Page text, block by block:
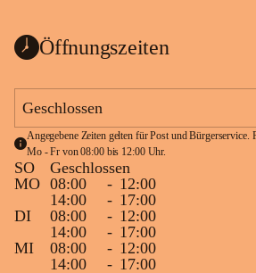
Öffnungszeiten
Geschlossen
Angegebene Zeiten gelten für Post und Bürgerservice.
Mo - Fr von 08:00 bis 12:00 Uhr.
SO
Geschlossen
MO 08:00 - 12:00
14:00
- 17:00
DI
08:00 - 12:00
14:00
- 17:00
MI
08:00 - 12:00
14:00
- 17:00